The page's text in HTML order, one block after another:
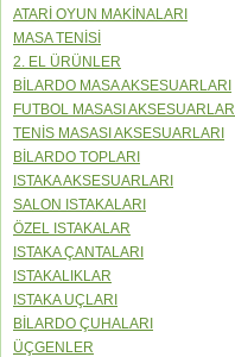
ATARİ OYUN MAKİNALARI
MASA TENİSİ
2. EL ÜRÜNLER
BİLARDO MASA AKSESUARLARI
FUTBOL MASASI AKSESUARLARI
TENİS MASASI AKSESUARLARI
BİLARDO TOPLARI
ISTAKA AKSESUARLARI
SALON ISTAKALARI
ÖZEL ISTAKALAR
ISTAKA ÇANTALARI
ISTAKALIKLAR
ISTAKA UÇLARI
BİLARDO ÇUHALARI
ÜÇGENLER